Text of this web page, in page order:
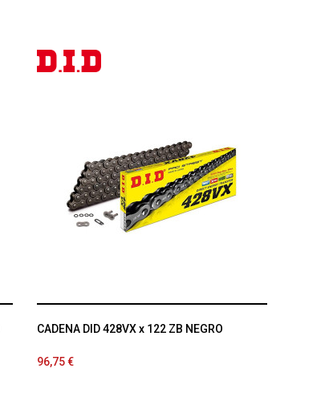
CADENA DID 428VX x 122 ZB NEGRO
96,75 €